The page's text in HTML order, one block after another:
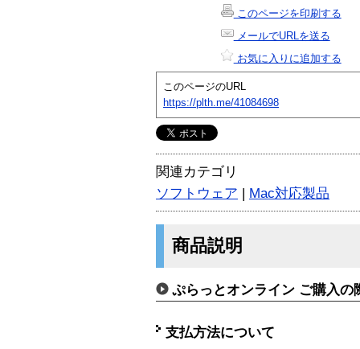
このページを印刷する
メールでURLを送る
お気に入りに追加する
このページのURL
https://plth.me/41084698
関連カテゴリ
ソフトウェア | Mac対応製品
商品説明
ぷらっとオンライン ご購入の
支払方法について